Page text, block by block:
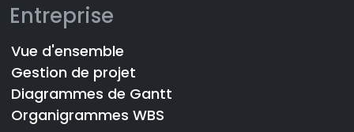
Entreprise
Vue d'ensemble
Gestion de projet
Diagrammes de Gantt
Organigrammes WBS